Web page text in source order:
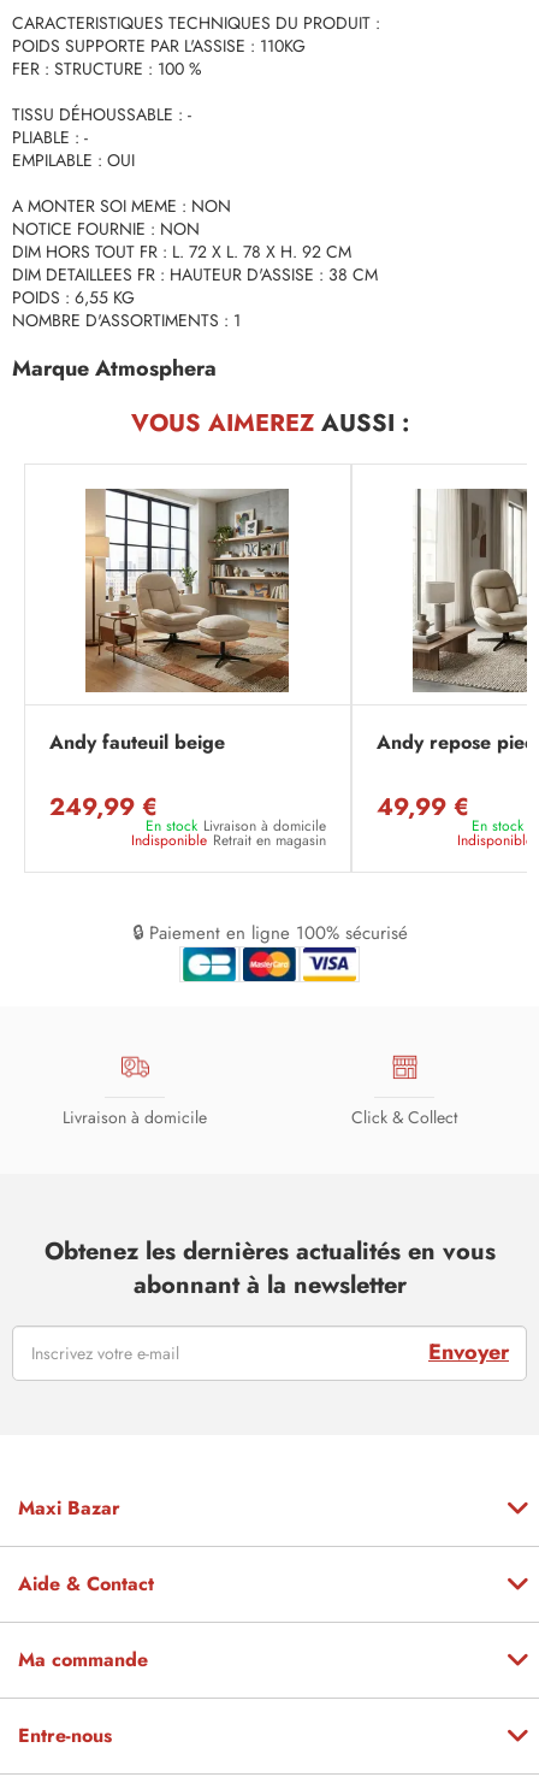
CARACTERISTIQUES TECHNIQUES DU PRODUIT :
POIDS SUPPORTE PAR L'ASSISE : 110KG
FER : STRUCTURE : 100 %
TISSU DÉHOUSSABLE : -
PLIABLE : -
EMPILABLE : OUI
A MONTER SOI MEME : NON
NOTICE FOURNIE : NON
DIM HORS TOUT FR : L. 72 X L. 78 X H. 92 CM
DIM DETAILLEES FR : HAUTEUR D'ASSISE : 38 CM
POIDS : 6,55 KG
NOMBRE D'ASSORTIMENTS : 1
Marque Atmosphera
VOUS AIMEREZAUSSI :
Andy fauteuil beige
249,99 €
En stock Livraison à domicile
Indisponible Retrait en magasin
Andy repose
49,99 €
En stock
Indisponible
🔒 Paiement en ligne 100% sécurisé
Livraison à domicile Click & Collect
Obtenez les dernières actualités en vous
abonnant à la newsletter
Envoyer
Maxi Bazar
Aide & Contact
Ma commande
Entre-nous